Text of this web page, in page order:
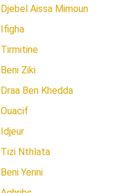
Djebel Aissa Mimoun
Ifigha
Tirmitine
Beni Ziki
Draa Ben Khedda
Ouacif
Idjeur
Tizi Nthlata
Beni Yenni